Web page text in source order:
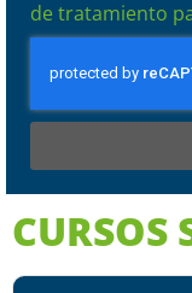
de tratamiento
CURSOS